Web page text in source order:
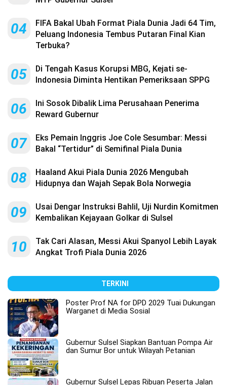
04
FIFA Bakal Ubah Format Piala Dunia Jadi 64 Tim,
Peluang Indonesia Tembus Putaran Final Kian
Terbuka?
05
Di Tengah Kasus Korupsi MBG, Kejati se-
Indonesia Diminta Hentikan Pemeriksaan SPPG
06
Ini Sosok Dibalik Lima Perusahaan Penerima
Reward Gubernur
07
Eks Pemain Inggris Joe Cole Sesumbar: Messi
Bakal “Tertidur” di Semifinal Piala Dunia
08
Haaland Akui Piala Dunia 2026 Mengubah
Hidupnya dan Wajah Sepak Bola Norwegia
09
Usai Dengar Instruksi Bahlil, Uji Nurdin Komitmen
Kembalikan Kejayaan Golkar di Sulsel
10
Tak Cari Alasan, Messi Akui Spanyol Lebih Layak
Angkat Trofi Piala Dunia 2026
TERKINI
Poster Prof NA for DPD 2029 Tuai Dukungan
Warganet di Media Sosial
Gubernur Sulsel Siapkan Bantuan Pompa Air
dan Sumur Bor untuk Wilayah Petanian
Gubernur Sulsel Lepas Ribuan Peserta Jalan